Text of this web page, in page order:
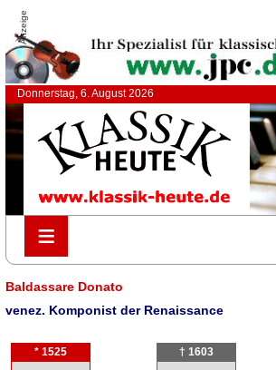
Anzeige
Donnerstag, 6. August 2026
≡
≡
Baldassare Donato
venez. Komponist der Renaissance
* 1525 † 1603